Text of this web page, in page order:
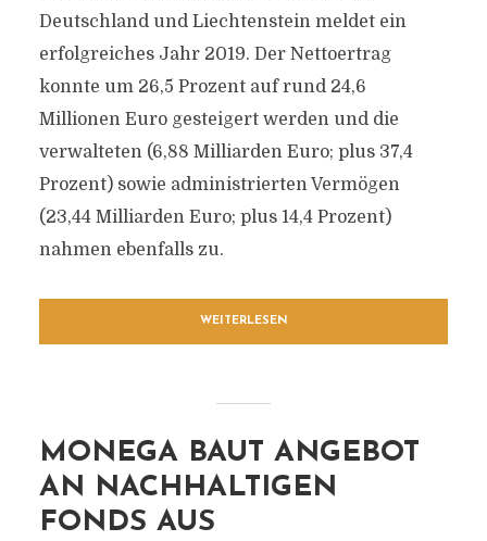
Deutschland und Liechtenstein meldet ein
erfolgreiches Jahr 2019. Der Nettoertrag
konnte um 26,5 Prozent auf rund 24,6
Millionen Euro gesteigert werden und die
verwalteten (6,88 Milliarden Euro; plus 37,4
Prozent) sowie administrierten Vermögen
(23,44 Milliarden Euro; plus 14,4 Prozent)
nahmen ebenfalls zu.
WEITERLESEN
MONEGA BAUT ANGEBOT
AN NACHHALTIGEN
FONDS AUS